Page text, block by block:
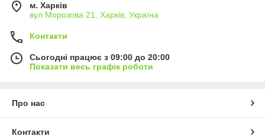
м. Харків
вул Морозова 21, Харків, Україна
Контакти
Сьогодні працює з 09:00 до 20:00
Показати весь графік роботи
Про нас
Контакти